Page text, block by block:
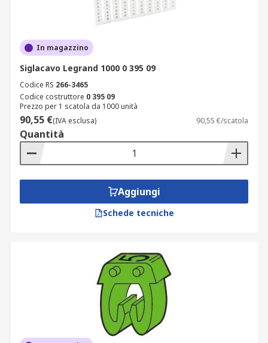
In magazzino
Siglacavo Legrand 1000 0 395 09
Codice RS 266-3465
Codice costruttore 0 395 09
Prezzo per 1 scatola da 1000 unità
90,55 €(IVA esclusa) 90,55 €/scatola
Quantità
Aggiungi
Schede tecniche